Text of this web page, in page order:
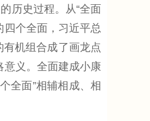
历史过程。从“全面
四个全面，习近平总
机组合成了画龙点
意义。全面建成小康
全面”相辅相成、相